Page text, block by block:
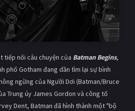
tiếp nối câu chuyện của Batman Begins,
phố Gotham đang dần tìm lại sự bình
ngừng của Người Dơi (Batman/Bruce
Trung úy James Gordon và công tố
Dent, Batman đã hình thành một "bộ